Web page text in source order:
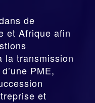
de
et Afrique afin
la transmission
d’une PME,
et